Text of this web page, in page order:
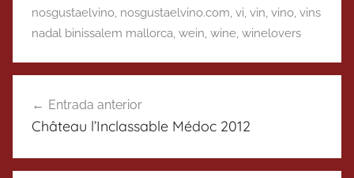
nosgustaelvino, nosgustaelvino.com, vi, vin, vino, vins
nadal binissalem mallorca, wein, wine, winelovers
de
Entrada anterior
Château l’Inclassable Médoc 2012